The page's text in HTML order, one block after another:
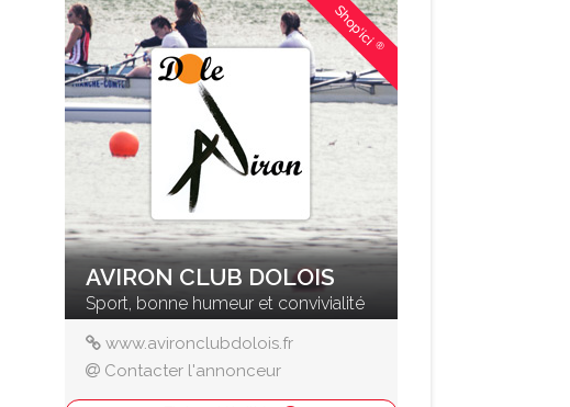
Shop'ici®
AVIRON CLUB DOLOIS
Sport, bonne humeur et convivialité
www.avironclubdolois.fr
Contacter l'annonceur